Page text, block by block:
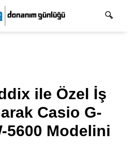
ile Özel İş
Casio G-
5600 Modelini